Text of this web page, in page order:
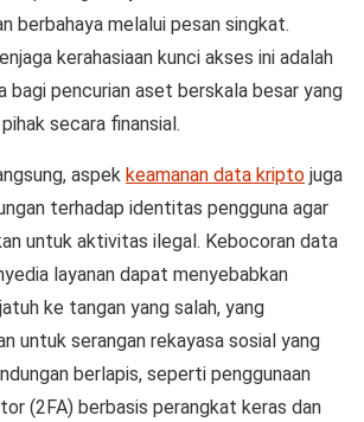
berbahaya melalui pesan singkat.
kerahasiaan kunci akses ini adalah
bagi pencurian aset berskala besar yang
secara finansial.
aspek keamanan data kripto juga
terhadap identitas pengguna agar
untuk aktivitas ilegal. Kebocoran data
layanan dapat menyebabkan
ke tangan yang salah, yang
untuk serangan rekayasa sosial yang
berlapis, seperti penggunaan
(2FA) berbasis perangkat keras dan